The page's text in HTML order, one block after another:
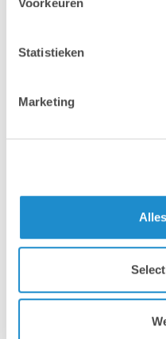
Voorkeuren
Statistieken
Marketing
toestellen in scholen of
afwijkend proces bij de
bedreiging te snel af.
Vraag